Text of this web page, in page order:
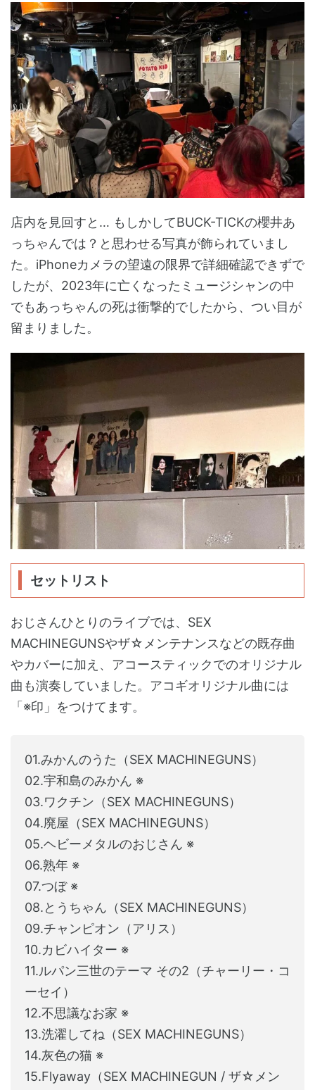
店内を見回すと… もしかしてBUCK-TICKの櫻井あ
っちゃんでは？と思わせる写真が飾られていまし
た。iPhoneカメラの望遠の限界で詳細確認できずで
したが、2023年に亡くなったミュージシャンの中
でもあっちゃんの死は衝撃的でしたから、つい目が
留まりました。
セットリスト
おじさんひとりのライブでは、SEX
MACHINEGUNSやザ☆メンテナンスなどの既存曲
やカバーに加え、アコースティックでのオリジナル
曲も演奏していました。アコギオリジナル曲には
「※印」をつけてます。
01.みかんのうた（SEX MACHINEGUNS）
02.宇和島のみかん ※
03.ワクチン（SEX MACHINEGUNS）
04.廃屋（SEX MACHINEGUNS）
05.ヘビーメタルのおじさん ※
06.熟年 ※
07.つぼ ※
08.とうちゃん（SEX MACHINEGUNS）
09.チャンピオン（アリス）
10.カビハイター ※
11.ルパン三世のテーマ その2（チャーリー・コ
ーセイ）
12.不思議なお家 ※
13.洗濯してね（SEX MACHINEGUNS）
14.灰色の猫 ※
15.Flyaway（SEX MACHINEGUN / ザ☆メン